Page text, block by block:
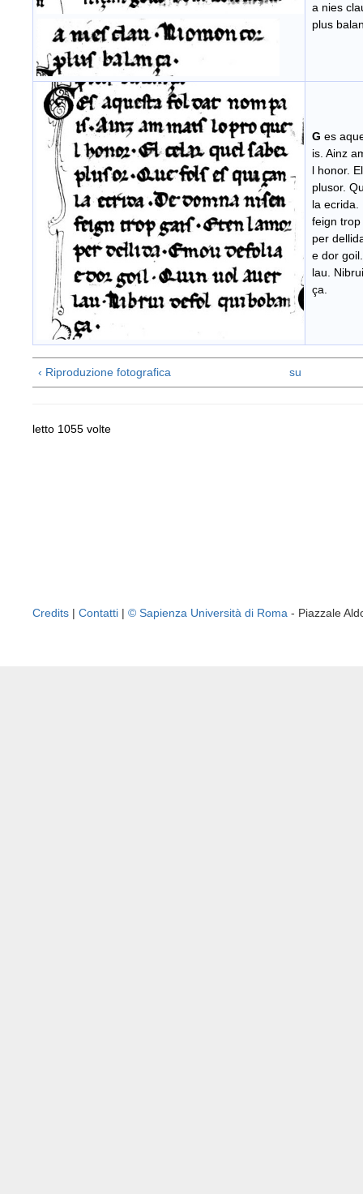
a nies
plus
G es
is. Ainz
l honor.
plusor.
la ecrida.
feign
per
e dor
lau.
ça.
‹ Riproduzione fotografica su
letto 1055 volte
Credits | Contatti | © Sapienza Università di Roma - Piazzale